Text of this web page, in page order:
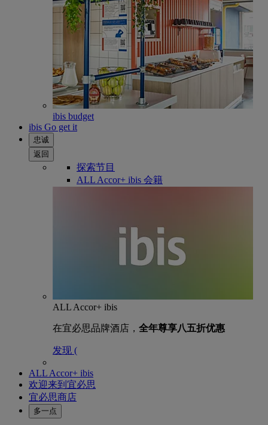
ibis budget
ibis Go get it
忠诚
返回
探索节目
ALL Accor+ ibis 会籍
ALL Accor+ ibis
在宜必思品牌酒店， 全年尊享八五折优惠
发现 (
ALL Accor+ ibis
欢迎来到宜必思
宜必思商店
多一点